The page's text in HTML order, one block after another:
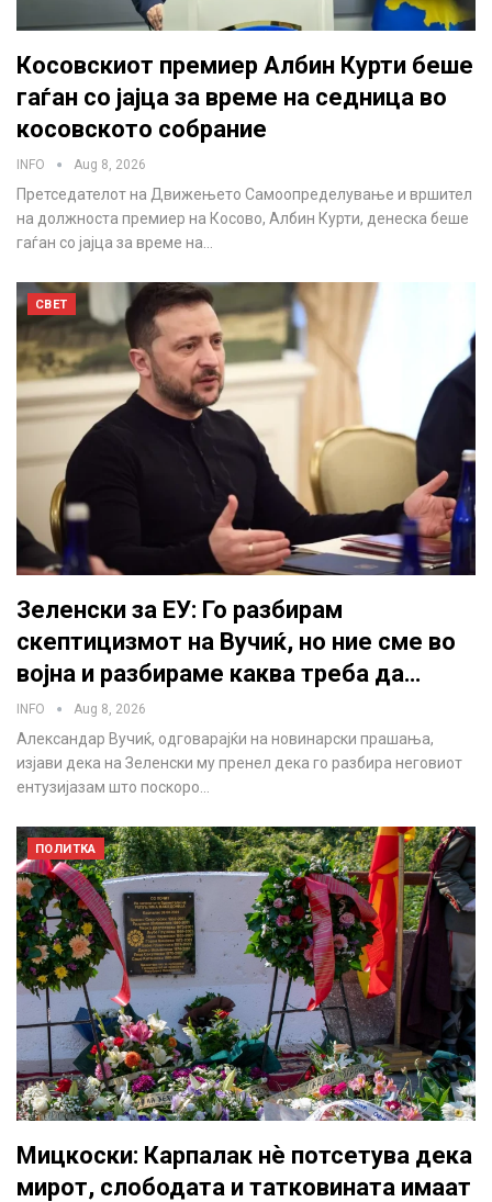
Косовскиот премиер Албин Курти беше
гаѓан со јајца за време на седница во
косовското собрание
INFO Aug 8, 2026
Претседателот на Движењето Самоопределување и вршител
на должноста премиер на Косово, Албин Курти, денеска беше
гаѓан со јајца за време на…
СВЕТ
Зеленски за ЕУ: Го разбирам
скептицизмот на Вучиќ, но ние сме во
војна и разбираме каква треба да…
INFO Aug 8, 2026
Александар Вучиќ, одговарајќи на новинарски прашања,
изјави дека на Зеленски му пренел дека го разбира неговиот
ентузијазам што поскоро…
ПОЛИТКА
Мицкоски: Карпалак нè потсетува дека
мирот, слободата и татковината имаат